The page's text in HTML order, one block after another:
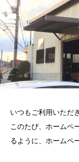
いつもご利用いただ
このたび、ホームペ
るように、ホームペ